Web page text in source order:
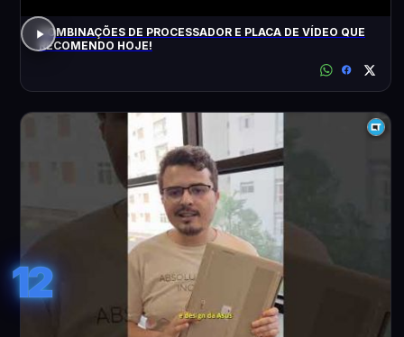
COMBINAÇÕES DE PROCESSADOR E PLACA DE VÍDEO QUE
RECOMENDO HOJE!
12